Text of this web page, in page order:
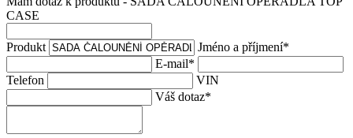
CASE
Produkt Jméno a příjmení*
E-mail*
Telefon
VIN
Váš dotaz*